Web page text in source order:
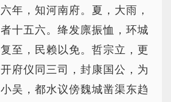
年，知河南府。夏，大雨，
十五六。绛发廪振恤，环城
至，民赖以免。哲宗立，更
府仪同三司，封康国公，为
吴，都水议傍魏城凿渠东趋